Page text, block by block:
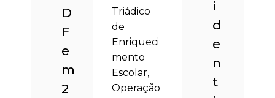
D
F
e
m
2
i
d
e
n
t
Triádico
de
Enriqueci
mento
Escolar,
Operação